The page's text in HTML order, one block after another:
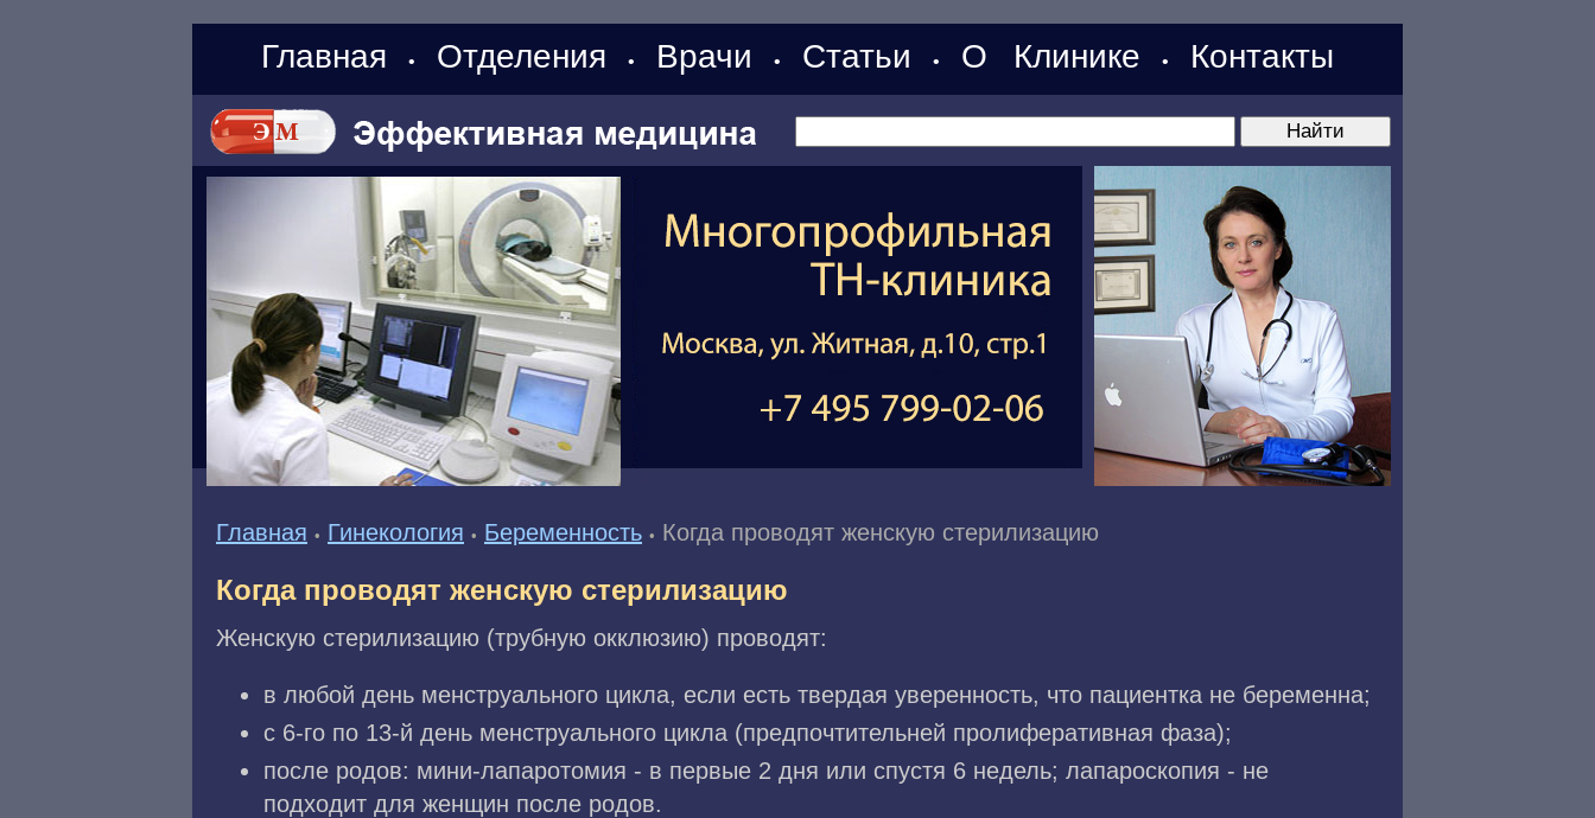
Главная • Отделения • Врачи • Статьи • О Клинике • Контакты
Главная • Гинекология • Беременность • Когда проводят женскую стерилизацию
Когда проводят женскую стерилизацию
Женскую стерилизацию (трубную окклюзию) проводят:
в любой день менструального цикла, если есть твердая уверенность, что пациентка не беременна;
с 6-го по 13-й день менструального цикла (предпочтительней пролиферативная фаза);
после родов: мини-лапаротомия - в первые 2 дня или спустя 6 недель; лапароскопия - не
подходит для женщин после родов.